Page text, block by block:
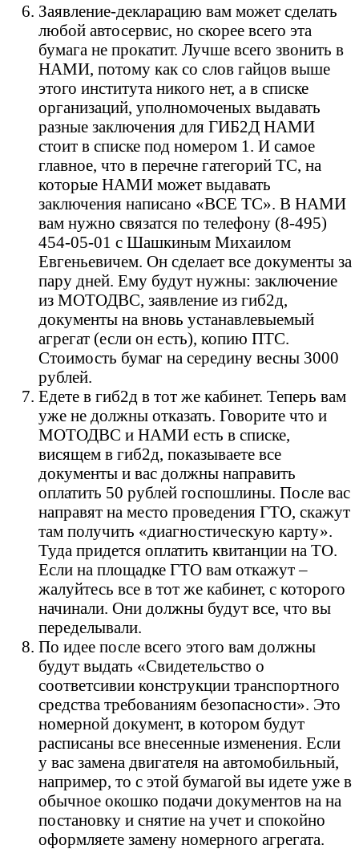
Заявление-декларацию вам может сделать
любой автосервис, но скорее всего эта
бумага не прокатит. Лучше всего звонить в
НАМИ, потому как со слов гайцов выше
этого института никого нет, а в списке
организаций, уполномоченых выдавать
разные заключения для ГИБ2Д НАМИ
стоит в списке под номером 1. И самое
главное, что в перечне гатегорий ТС, на
которые НАМИ может выдавать
заключения написано «ВСЕ ТС». В НАМИ
вам нужно связатся по телефону (8-495)
454-05-01 с Шашкиным Михаилом
Евгеньевичем. Он сделает все документы за
пару дней. Ему будут нужны: заключение
из МОТОДВС, заявление из гиб2д,
документы на вновь устанавлевыемый
агрегат (если он есть), копию ПТС.
Стоимость бумаг на середину весны 3000
рублей.
Едете в гиб2д в тот же кабинет. Теперь вам
уже не должны отказать. Говорите что и
МОТОДВС и НАМИ есть в списке,
висящем в гиб2д, показываете все
документы и вас должны направить
оплатить 50 рублей госпошлины. После вас
направят на место проведения ГТО, скажут
там получить «диагностическую карту».
Туда придется оплатить квитанции на ТО.
Если на площадке ГТО вам откажут –
жалуйтесь все в тот же кабинет, с которого
начинали. Они должны будут все, что вы
переделывали.
По идее после всего этого вам должны
будут выдать «Свидетельство о
соответсивии конструкции транспортного
средства требованиям безопасности». Это
номерной документ, в котором будут
расписаны все внесенные изменения. Если
у вас замена двигателя на автомобильный,
например, то с этой бумагой вы идете уже в
обычное окошко подачи документов на на
постановку и снятие на учет и спокойно
оформляете замену номерного агрегата.